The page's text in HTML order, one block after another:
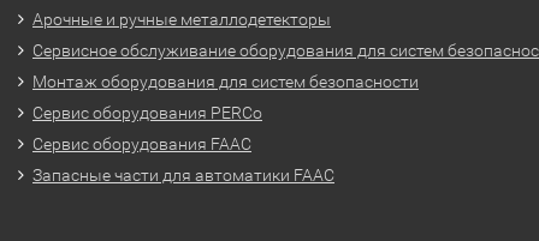
Арочные и ручные металлодетекторы
Сервисное обслуживание оборудования для систем
Монтаж оборудования для систем безопасности
Сервис оборудования PERCo
Сервис оборудования FAAC
Запасные части для автоматики FAAC